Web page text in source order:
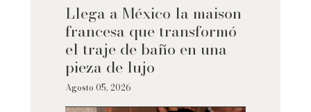
Llega a México la maison
francesa que transformó
el traje de baño en una
pieza de lujo
Agosto 05, 2026